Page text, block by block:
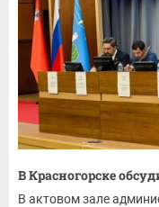
В Красногорске
В актовом зале